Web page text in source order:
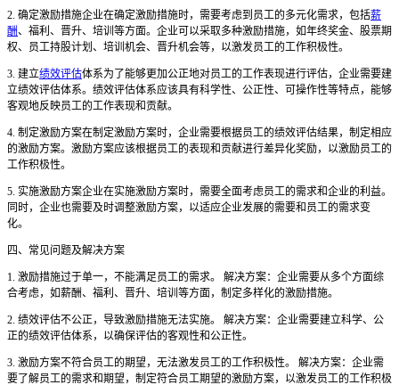
2. 确定激励措施企业在确定激励措施时，需要考虑到员工的多元化需求，包括薪
酬、福利、晋升、培训等方面。企业可以采取多种激励措施，如年终奖金、股票期
权、员工持股计划、培训机会、晋升机会等，以激发员工的工作积极性。
3. 建立绩效评估体系为了能够更加公正地对员工的工作表现进行评估，企业需要建
立绩效评估体系。绩效评估体系应该具有科学性、公正性、可操作性等特点，能够
客观地反映员工的工作表现和贡献。
4. 制定激励方案在制定激励方案时，企业需要根据员工的绩效评估结果，制定相应
的激励方案。激励方案应该根据员工的表现和贡献进行差异化奖励，以激励员工的
工作积极性。
5. 实施激励方案企业在实施激励方案时，需要全面考虑员工的需求和企业的利益。
同时，企业也需要及时调整激励方案，以适应企业发展的需要和员工的需求变
化。
四、常见问题及解决方案
1. 激励措施过于单一，不能满足员工的需求。 解决方案：企业需要从多个方面综
合考虑，如薪酬、福利、晋升、培训等方面，制定多样化的激励措施。
2. 绩效评估不公正，导致激励措施无法实施。 解决方案：企业需要建立科学、公
正的绩效评估体系，以确保评估的客观性和公正性。
3. 激励方案不符合员工的期望，无法激发员工的工作积极性。 解决方案：企业需
要了解员工的需求和期望，制定符合员工期望的激励方案，以激发员工的工作积极